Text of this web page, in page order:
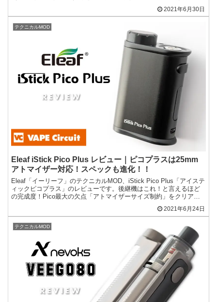
2021年6月30日
テクニカルMOD
Eleaf iStick Pico Plus レビュー｜ピコプラスは25mm
アトマイザー対応！スペックも進化！！
Eleaf「イーリーフ」のテクニカルMOD、iStick Pico Plus「アイステ
ィックピコプラス」のレビューです。後継機はこれ！と言えるほど
の完成度！Pico最大の欠点「アトマイザーサイズ制約」をクリアし
2021年6月24日
テクニカルMOD